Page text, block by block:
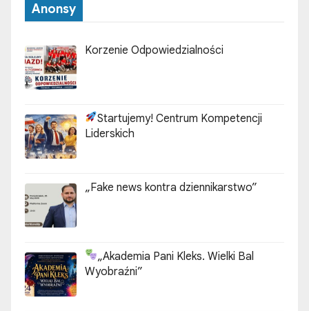
Anonsy
Korzenie Odpowiedzialności
Startujemy! Centrum Kompetencji
Liderskich
„Fake news kontra dziennikarstwo”
„Akademia Pani Kleks. Wielki Bal
Wyobraźni”